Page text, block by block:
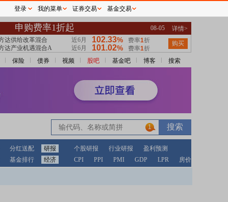
保险 债券 视频 股吧 基金吧 博客 搜索
1
分红送配 研报 个股研报 行业研报
盈利预测
基金排行 经济 CPI PPI PMI GDP LPR 房价
登录 我的菜单 证券交易 基金交易